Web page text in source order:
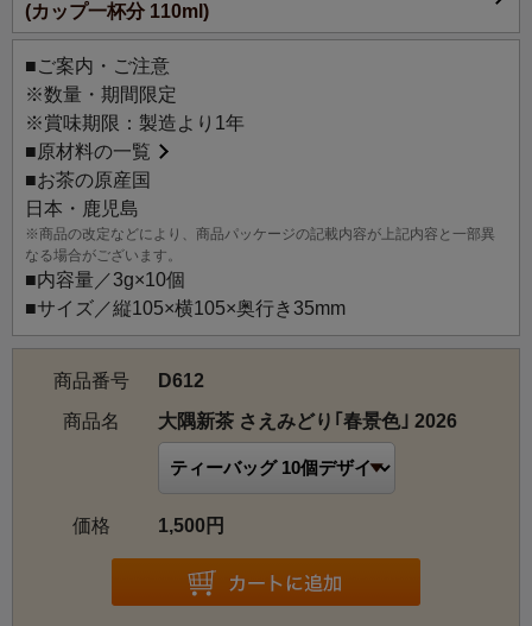
(カップ一杯分 110ml)
■ご案内・ご注意
※数量・期間限定
※賞味期限：製造より1年
■原材料の一覧
■お茶の原産国
日本・鹿児島
※商品の改定などにより、商品パッケージの記載内容が上記内容と一部異
なる場合がございます。
■内容量／3g×10個
■サイズ／縦105×横105×奥行き35mm
商品番号
D612
商品名
大隅新茶 さえみどり｢春景色｣ 2026
価格 1,500円